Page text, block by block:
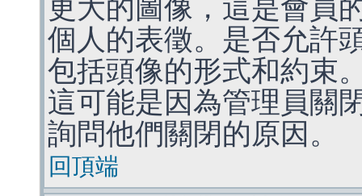
更大的圖像，這是會員
個人的表徵。是否允許
包括頭像的形式和約束
這可能是因為管理員關
詢問他們關閉的原因。
回頂端